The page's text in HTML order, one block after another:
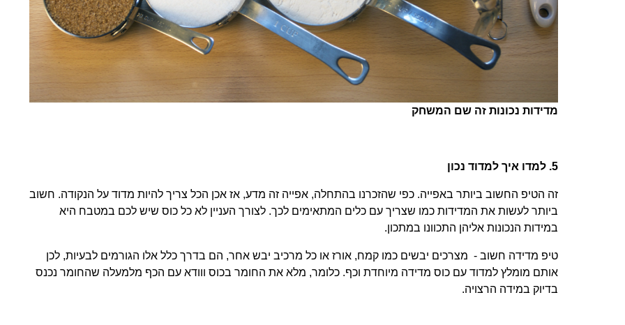
מדידות נכונות זה שם המשחק
5. למדו איך למדוד נכון
זה הטיפ החשוב ביותר באפייה. כפי שהזכרנו בהתחלה, אפייה זה מדע, אז אכן הכל צריך להיות מדוד על הנקודה. חשוב
ביותר לעשות את המדידות כמו שצריך עם כלים המתאימים לכך. לצורך העניין לא כל כוס שיש לכם במטבח היא
במידות הנכונות אליהן התכוונו במתכון.
טיפ מדידה חשוב - מצרכים יבשים כמו קמח, אורז או כל מרכיב יבש אחר, הם בדרך כלל אלו הגורמים לבעיות, לכן
אותם מומלץ למדוד עם כוס מדידה מיוחדת וכף. כלומר, מלא את החומר בכוס ווודא עם הכף מלמעלה שהחומר נכנס
בדיוק במידה הרצויה.